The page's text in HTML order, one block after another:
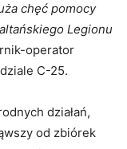
chęć pomocy
Legionu
operator
C-25.
działań,
od zbiórek